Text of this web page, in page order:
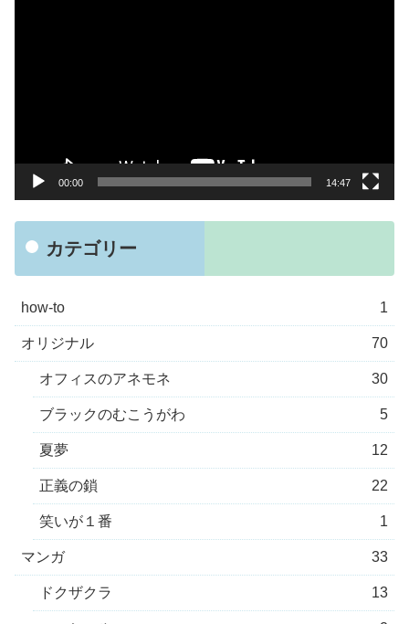
00:00 14:47
カテゴリー
how-to 1
オリジナル 70
オフィスのアネモネ 30
ブラックのむこうがわ 5
夏夢 12
正義の鎖 22
笑いが１番 1
マンガ 33
ドクザクラ 13